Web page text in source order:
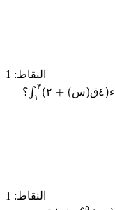
النقاط: 1
٣
٢ س ق٤ ء ∫ (٢ + (س)ق٤ ) ء س ؟
النقاط: 1
٥